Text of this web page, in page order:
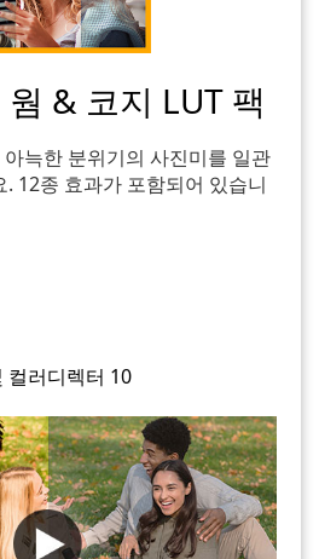
& 코지 LUT 팩
늑한 분위기의 사진미를 일관
12종 효과가 포함되어 있습니
컬러디렉터 10